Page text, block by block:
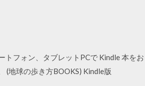
フォン、タブレットPCで Kindle 本をお
(地球の歩き方BOOKS) Kindle版